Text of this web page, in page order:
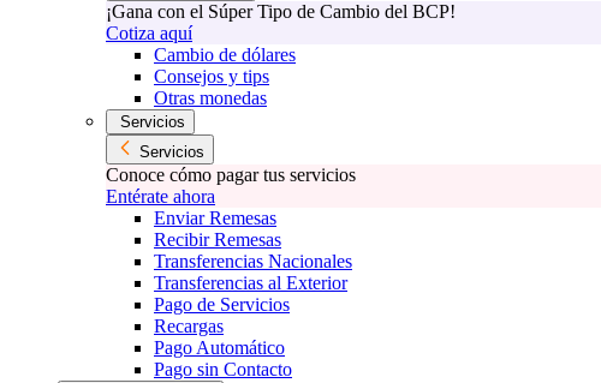
¡Gana con el Súper Tipo de Cambio del BCP!
Cotiza aquí
Cambio de dólares
Consejos y tips
Otras monedas
Servicios
Servicios
Conoce cómo pagar tus servicios
Entérate ahora
Enviar Remesas
Recibir Remesas
Transferencias Nacionales
Transferencias al Exterior
Pago de Servicios
Recargas
Pago Automático
Pago sin Contacto